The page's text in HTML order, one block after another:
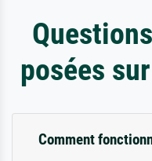
posées
Comment